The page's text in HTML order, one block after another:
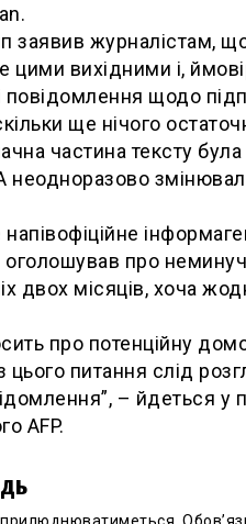
заявив журналістам,
вихідними і,
повідомлення щодо
ще нічого
частина тексту
змінювали
про
двох місяців, хоча
про потенційну
питання слід
– йдеться у
AFP.